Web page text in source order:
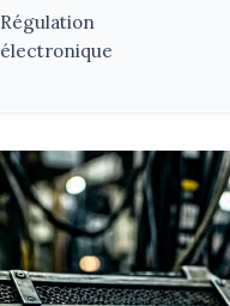
Régulation
électronique